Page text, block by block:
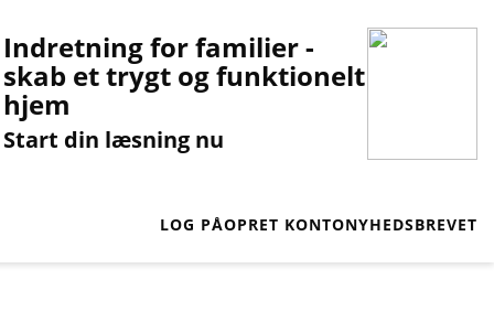
Indretning for familier -
skab et trygt og funktionelt
hjem
Start din læsning nu
LOG PÅOPRET KONTONYHEDSBREVET